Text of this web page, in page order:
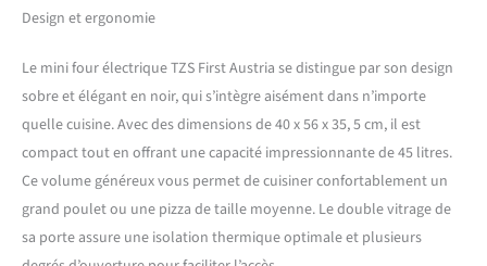
cuisson rapide et homogène
adaptée à toutes les recettes
ACCESSOIRES INCLUS AVEC
X-COATING : Équipé de
plaque, grille, tournebroche
et ramasse-miettes – son
revêtement spécial facilite
le nettoyage et prolonge la
durée d’utilisation AIR
Design et ergonomie
Le mini four électrique TZS First Austria se distingue par son design
sobre et élégant en noir, qui s’intègre aisément dans n’importe
quelle cuisine. Avec des dimensions de 40 x 56 x 35, 5 cm, il est
compact tout en offrant une capacité impressionnante de 45 litres.
Ce volume généreux vous permet de cuisiner confortablement un
grand poulet ou une pizza de taille moyenne. Le double vitrage de
sa porte assure une isolation thermique optimale et plusieurs